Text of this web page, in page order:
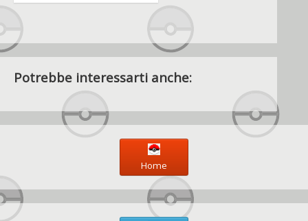
Potrebbe interessarti anche:
Home